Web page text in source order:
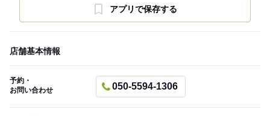
アプリで保存する
店舗基本情報
予約・
お問い合わせ
050-5594-1306